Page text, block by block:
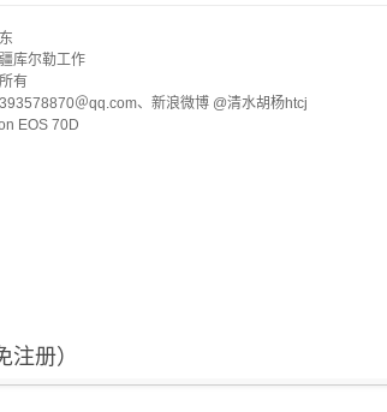
库尔勒工作
有
＠qq.com、新浪微博 @清水胡杨htcj
EOS 70D
册）